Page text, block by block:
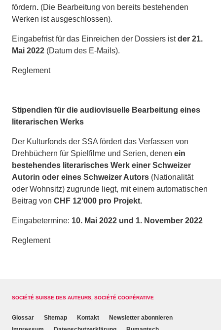
fördern. (Die Bearbeitung von bereits bestehenden
Werken ist ausgeschlossen).
Eingabefrist für das Einreichen der Dossiers istder 21.
Mai 2022 (Datum des E-Mails).
Reglement
Stipendien für die audiovisuelle Bearbeitung eines
literarischen Werks
Der Kulturfonds der SSA fördert das Verfassen von
Drehbüchern für Spielfilme und Serien, denen ein
bestehendes literarisches Werk einer Schweizer
Autorin oder eines Schweizer Autors (Nationalität
oder Wohnsitz) zugrunde liegt, mit einem automatischen
Beitrag von CHF 12’000 pro Projekt.
Eingabetermine: 10. Mai 2022 und 1. November 2022
Reglement
SOCIÉTÉ SUISSE DES AUTEURS, SOCIÉTÉ COOPÉRATIVE
Glossar Sitemap Kontakt
Newsletter abonnieren